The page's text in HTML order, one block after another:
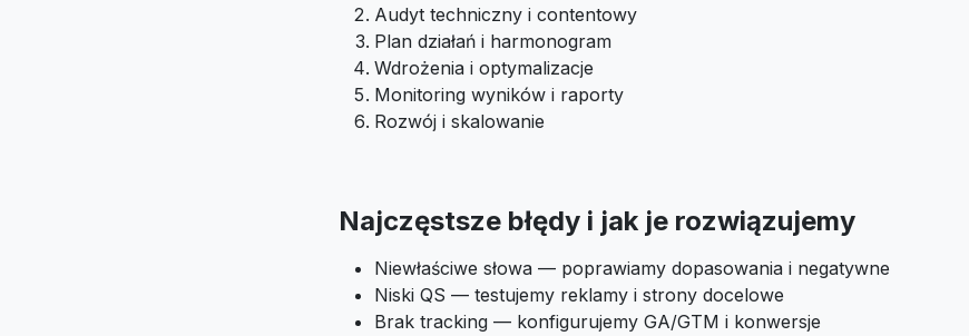
Audyt techniczny i contentowy
Plan działań i harmonogram
Wdrożenia i optymalizacje
Monitoring wyników i raporty
Rozwój i skalowanie
Najczęstsze błędy i jak je rozwiązujemy
Niewłaściwe słowa — poprawiamy dopasowania i negatywne
Niski QS — testujemy reklamy i strony docelowe
Brak tracking — konfigurujemy GA/GTM i konwersje